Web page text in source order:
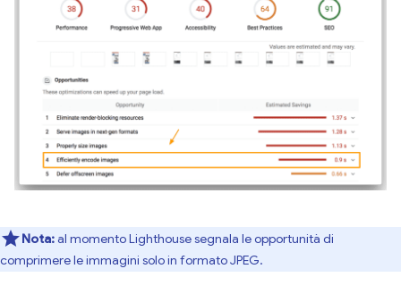
Nota:al momento Lighthouse segnala le opportunità di
comprimere le immagini solo in formato JPEG.